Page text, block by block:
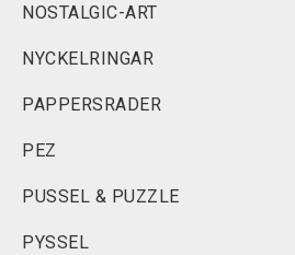
NOSTALGIC-ART
NYCKELRINGAR
PAPPERSRADER
PEZ
PUSSEL & PUZZLE
PYSSEL